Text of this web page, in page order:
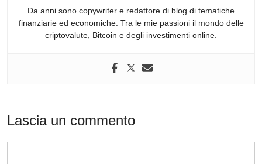
Da anni sono copywriter e redattore di blog di tematiche
finanziarie ed economiche. Tra le mie passioni il mondo delle
criptovalute, Bitcoin e degli investimenti online.
Lascia un commento